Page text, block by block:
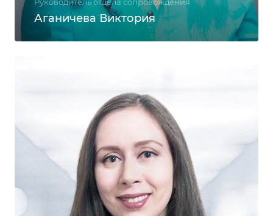
Аганичева Виктория